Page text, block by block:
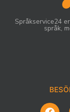
Språkservice24
språk,